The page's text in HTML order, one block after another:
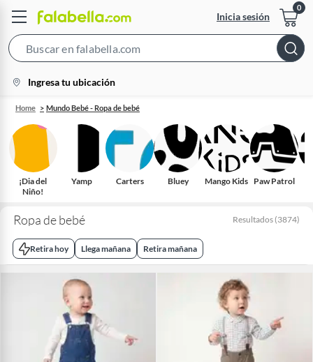
Inicia sesión
Bar
location-
icon
Ingresa tu ubicación
Home Mundo Bebé - Ropa de bebé
¡Dia del
Niño!
Yamp Carters Bluey Mango Kids Paw Patrol
Ropa de bebé Resultados (3874)
Retira hoy Llega mañana Retira mañana